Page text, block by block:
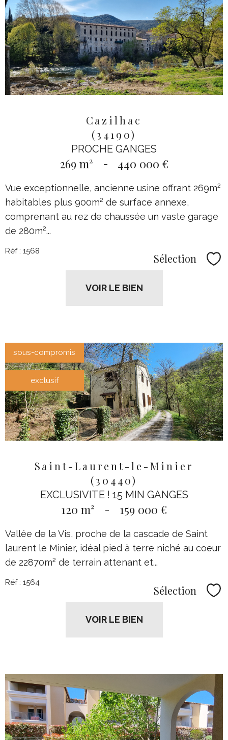
Cazilhac
(34190)
PROCHE GANGES
269 m² - 440 000 €
Vue exceptionnelle, ancienne usine offrant 269m²
habitables plus 900m² de surface annexe,
comprenant au rez de chaussée un vaste garage
de 280m²...
Réf : 1568
Sélection
VOIR LE BIEN
sous-compromis
exclusif
Saint-Laurent-le-Minier
(30440)
EXCLUSIVITE ! 15 MIN GANGES
120 m² - 159 000 €
Vallée de la Vis, proche de la cascade de Saint
laurent le Minier, idéal pied à terre niché au coeur
de 22870m² de terrain attenant et...
Réf : 1564
Sélection
VOIR LE BIEN